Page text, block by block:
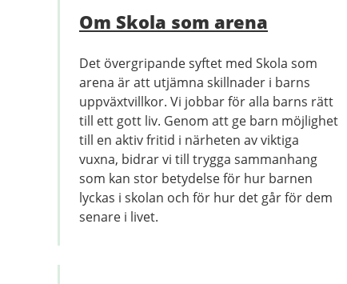
Om Skola som arena
Det övergripande syftet med Skola som
arena är att utjämna skillnader i barns
uppväxtvillkor. Vi jobbar för alla barns rätt
till ett gott liv. Genom att ge barn möjlighet
till en aktiv fritid i närheten av viktiga
vuxna, bidrar vi till trygga sammanhang
som kan stor betydelse för hur barnen
lyckas i skolan och för hur det går för dem
senare i livet.